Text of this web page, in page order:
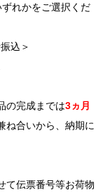
れかをご選択くだ
込＞
の完成までは3ヵ月
ね合いから、納期に
て伝票番号等お荷物